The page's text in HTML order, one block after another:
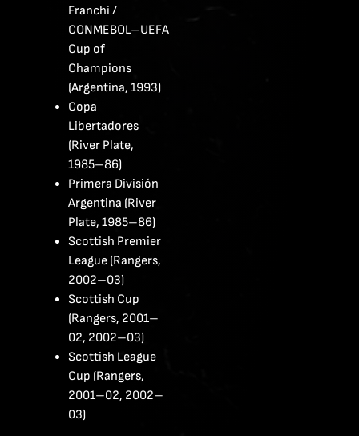
Franchi /
CONMEBOL–UEFA
Cup of
Champions
(Argentina, 1993)
Copa
Libertadores
(River Plate,
1985–86)
Primera División
Argentina (River
Plate, 1985–86)
Scottish Premier
League (Rangers,
2002–03)
Scottish Cup
(Rangers, 2001–
02, 2002–03)
Scottish League
Cup (Rangers,
2001–02, 2002–
03)